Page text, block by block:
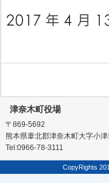
津奈木町役場
〒869-5692
熊本県葦北郡津奈木町大字小
Tel:0966-78-3111
CopyRights